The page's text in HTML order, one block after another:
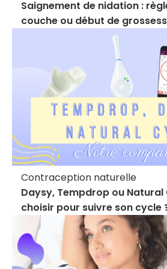
Saignement de nidation :
couche ou début de
Contraception naturelle
Daysy, Tempdrop ou Natural
choisir pour suivre son cycle